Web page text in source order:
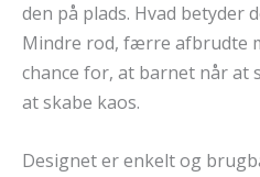
den på plads. Hvad betyder
Mindre rod, færre afbrudte
chance for, at barnet når at
at skabe kaos.
Designet er enkelt og